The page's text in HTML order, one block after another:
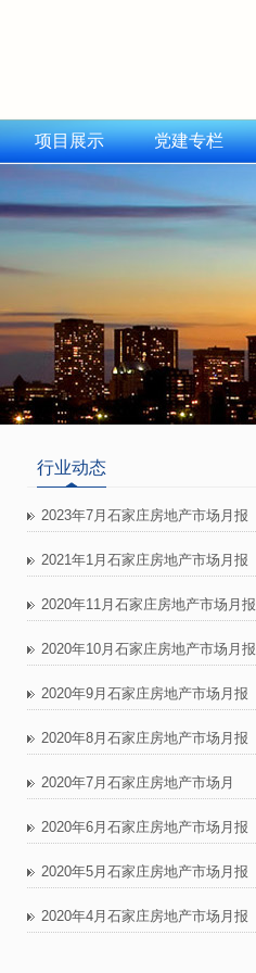
项目展示 党建专栏
行业动态
2023年7月石家庄房地产市场月报
2021年1月石家庄房地产市场月报
2020年11月石家庄房地产市场月报
2020年10月石家庄房地产市场月报
2020年9月石家庄房地产市场月报
2020年8月石家庄房地产市场月报
2020年7月石家庄房地产市场月
2020年6月石家庄房地产市场月报
2020年5月石家庄房地产市场月报
2020年4月石家庄房地产市场月报